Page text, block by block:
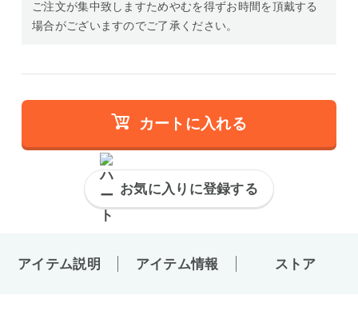
ご注文が集中致しますためやむを得ずお時間を頂戴する
場合がございますのでご了承ください。
カートに入れる
お気に入りに登録する
アイテム説明 アイテム情報 ストア